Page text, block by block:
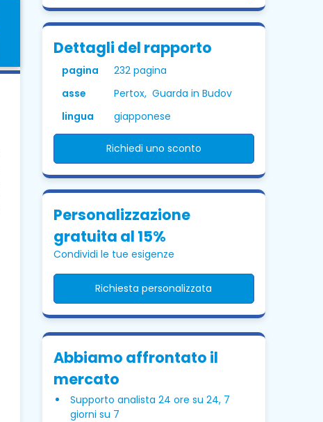
Dettagli del rapporto
pagina
232 pagina
asse
Pertox, Guarda in Budov
lingua
giapponese
Richiedi uno sconto
Personalizzazione
gratuita al 15%
Condividi le tue esigenze
Richiesta personalizzata
Abbiamo affrontato il
mercato
Supporto analista 24 ore su 24, 7
giorni su 7